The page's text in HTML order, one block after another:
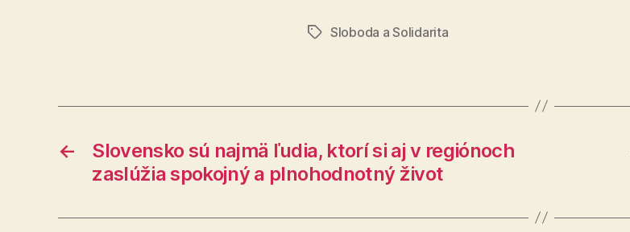
ZnačkySloboda a Solidarita
←
Slovensko sú najmä ľudia, ktorí si aj v regiónoch
zaslúžia spokojný a plnohodnotný život